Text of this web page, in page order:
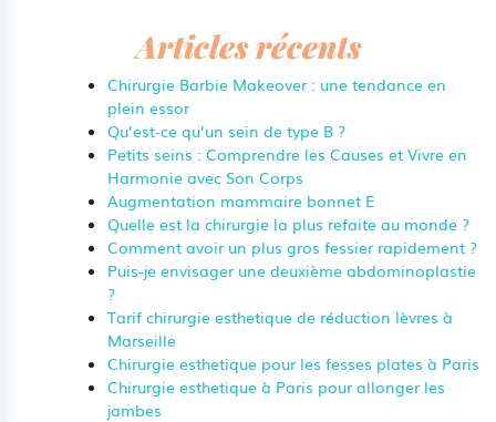
Articles récents
Chirurgie Barbie Makeover : une tendance en
plein essor
Qu’est-ce qu’un sein de type B ?
Petits seins : Comprendre les Causes et Vivre en
Harmonie avec Son Corps
Augmentation mammaire bonnet E
Quelle est la chirurgie la plus refaite au monde ?
Comment avoir un plus gros fessier rapidement ?
Puis-je envisager une deuxième abdominoplastie
?
Tarif chirurgie esthetique de réduction lèvres à
Marseille
Chirurgie esthetique pour les fesses plates à Paris
Chirurgie esthetique à Paris pour allonger les
jambes